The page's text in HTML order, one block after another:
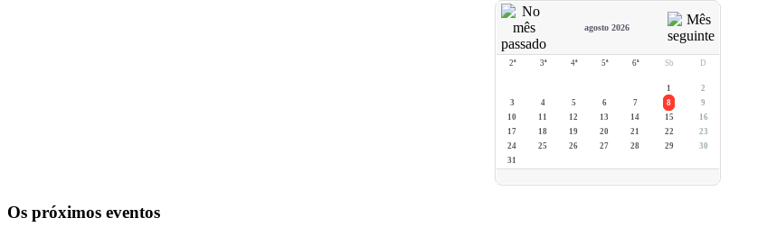
agosto 2026
2ª 3ª 4ª 5ª 6ª Sb D
1
2
3
4 5 6 7 8
9
10
11 12 13 14 15
16
17
18 19 20 21 22
23
24
25 26 27 28 29
30
31
Os próximos eventos